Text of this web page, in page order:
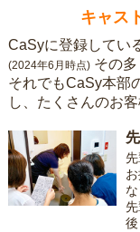
キャス
CaSyに登録してい
(2024年6月時点) その多
それでもCaSy本部
し、たくさんのお
後